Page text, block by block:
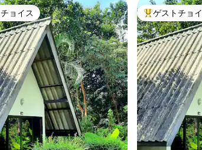
つ星の平均評価
ストチョイスです。
ョイス 大好評のゲス
ゲストチョ